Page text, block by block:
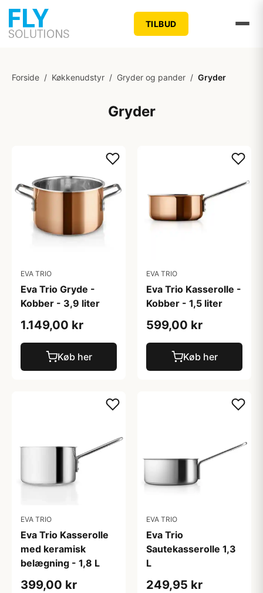
TILBUD
Forside / Køkkenudstyr / Gryder og pander / Gryder
Gryder
EVA TRIO
Eva Trio Gryde -
Kobber - 3,9 liter
1.149,00 kr
Køb her
EVA TRIO
Eva Trio Kasserolle -
Kobber - 1,5 liter
599,00 kr
Køb her
EVA TRIO
Eva Trio Kasserolle
med keramisk
belægning - 1,8 L
399,00 kr
EVA TRIO
Eva Trio
Sautekasserolle 1,3
L
249,95 kr